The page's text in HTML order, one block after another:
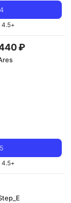
4
4.5+
₽
5
4.5+